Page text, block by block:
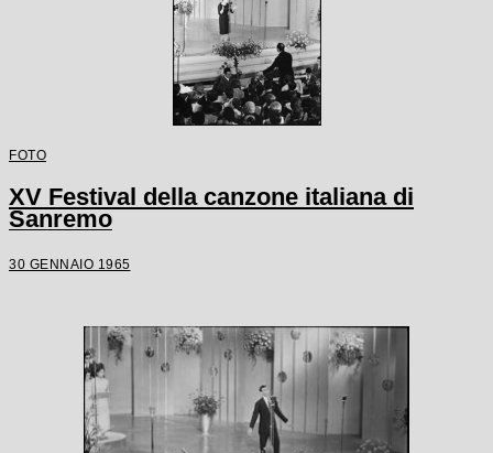
FOTO
XV Festival della canzone italiana di
Sanremo
30 GENNAIO 1965